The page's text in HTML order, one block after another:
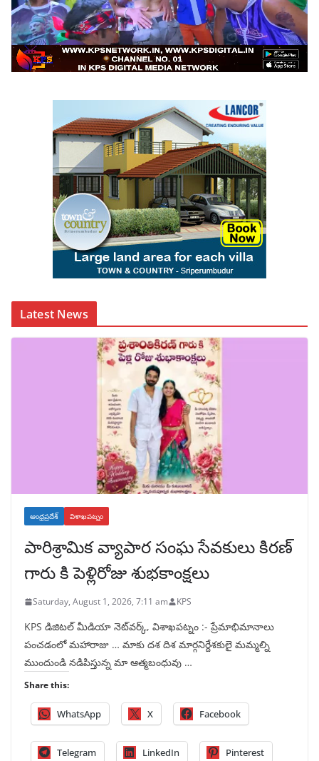
Latest News
ఆంధ్రప్రదేశ్ విశాఖపట్నం
పారిశ్రామిక వ్యాపార సంఘ సేవకులు కిరణ్
గారు కి పెళ్లిరోజు శుభకాంక్షలు
Saturday, August 1, 2026, 7:11 am KPS
KPS డిజిటల్ మీడియా నెట్‌వర్క్, విశాఖపట్నం :- ప్రేమాభిమానాలు
పంచడంలో మహారాజు … మాకు దశ దిశ మార్గనిర్దేశకులై మమ్మల్ని
ముందుండి నడిపిస్తున్న మా ఆత్మబంధువు …
Share this:
WhatsApp X Facebook
Telegram LinkedIn Pinterest